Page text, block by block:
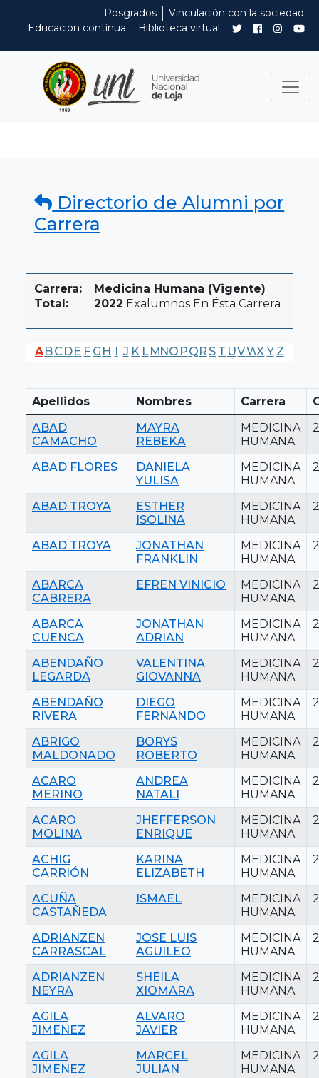
Posgrados
Vinculación con la sociedad
Educación contínua
Biblioteca virtual
Directorio de Alumni por
Carrera
Carrera:
Medicina Humana (Vigente)
Total:
2022 Exalumnos En Ésta Carrera
ABC DE F G H I J K LMNO PQR S T UVWX Y Z
Apellidos Nombres Carrera
ABAD
CAMACHO
MAYRA
REBEKA
MEDICINA
HUMANA
ABAD FLORES
DANIELA
YULISA
MEDICINA
HUMANA
ABAD TROYA
ESTHER
ISOLINA
MEDICINA
HUMANA
ABAD TROYA
JONATHAN
FRANKLIN
MEDICINA
HUMANA
ABARCA
CABRERA
EFREN VINICIO
MEDICINA
HUMANA
ABARCA
CUENCA
JONATHAN
ADRIAN
MEDICINA
HUMANA
ABENDAÑO
LEGARDA
VALENTINA
GIOVANNA
MEDICINA
HUMANA
ABENDAÑO
RIVERA
DIEGO
FERNANDO
MEDICINA
HUMANA
ABRIGO
MALDONADO
BORYS
ROBERTO
MEDICINA
HUMANA
ACARO
MERINO
ANDREA
NATALI
MEDICINA
HUMANA
ACARO
MOLINA
JHEFFERSON
ENRIQUE
MEDICINA
HUMANA
ACHIG
CARRIÓN
KARINA
ELIZABETH
MEDICINA
HUMANA
ACUÑA
CASTAÑEDA
ISMAEL
MEDICINA
HUMANA
ADRIANZEN
CARRASCAL
JOSE LUIS
AGUILEO
MEDICINA
HUMANA
ADRIANZEN
NEYRA
SHEILA
XIOMARA
MEDICINA
HUMANA
AGILA
JIMENEZ
ALVARO
JAVIER
MEDICINA
HUMANA
AGILA
JIMENEZ
MARCEL
JULIAN
MEDICINA
HUMANA